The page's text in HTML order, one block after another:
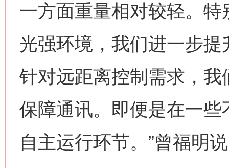
一方面重量相对较轻。
光强环境，我们进一步
针对远距离控制需求，
保障通讯。即便是在一
自主运行环节。”曾福明